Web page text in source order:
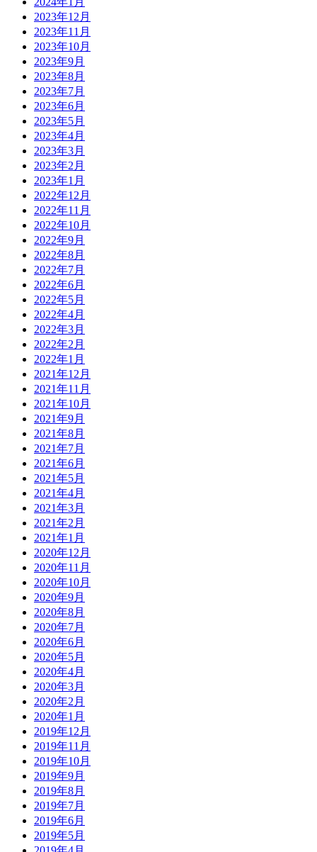
2023年12月
2023年11月
2023年10月
2023年9月
2023年8月
2023年7月
2023年6月
2023年5月
2023年4月
2023年3月
2023年2月
2023年1月
2022年12月
2022年11月
2022年10月
2022年9月
2022年8月
2022年7月
2022年6月
2022年5月
2022年4月
2022年3月
2022年2月
2022年1月
2021年12月
2021年11月
2021年10月
2021年9月
2021年8月
2021年7月
2021年6月
2021年5月
2021年4月
2021年3月
2021年2月
2021年1月
2020年12月
2020年11月
2020年10月
2020年9月
2020年8月
2020年7月
2020年6月
2020年5月
2020年4月
2020年3月
2020年2月
2020年1月
2019年12月
2019年11月
2019年10月
2019年9月
2019年8月
2019年7月
2019年6月
2019年5月